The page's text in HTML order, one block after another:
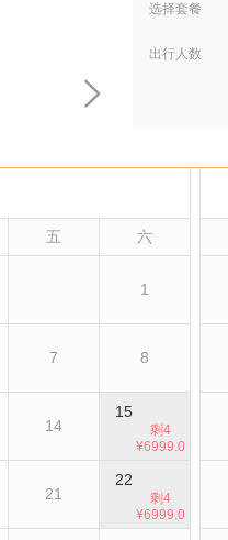
选择套餐
出行人数
五 六
1
7 8
14
15
剩4
¥6999.0
21
22
剩4
¥6999.0
0